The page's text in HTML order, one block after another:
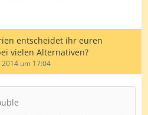
entscheidet ihr euren
vielen Alternativen?
um 17:04